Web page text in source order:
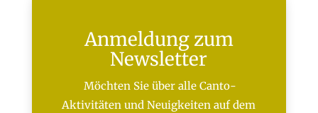
Anmeldung zum
Newsletter
Möchten Sie über alle Canto-
Aktivitäten und Neuigkeiten auf dem